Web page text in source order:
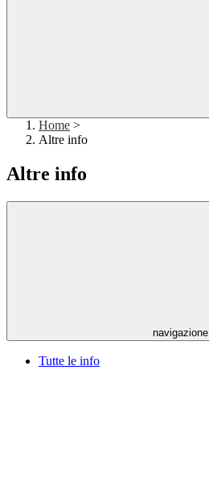
Home >
Altre info
Altre info
navigazione
Tutte le info